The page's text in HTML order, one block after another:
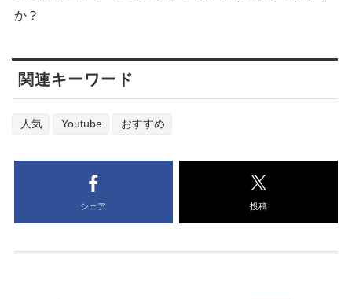
か？
関連キーワード
人気 Youtube おすすめ
シェア 投稿